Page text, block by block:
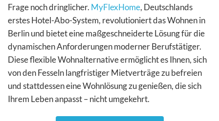
Frage noch dringlicher. MyFlexHome, Deutschlands
erstes Hotel-Abo-System, revolutioniert das Wohnen in
Berlin und bietet eine maßgeschneiderte Lösung für die
dynamischen Anforderungen moderner Berufstätiger.
Diese flexible Wohnalternative ermöglicht es Ihnen, sich
von den Fesseln langfristiger Mietverträge zu befreien
und stattdessen eine Wohnlösung zu genießen, die sich
Ihrem Leben anpasst – nicht umgekehrt.